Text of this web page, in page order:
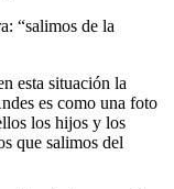
“salimos de la
esta situación la
es como una foto
los hijos y los
que salimos del